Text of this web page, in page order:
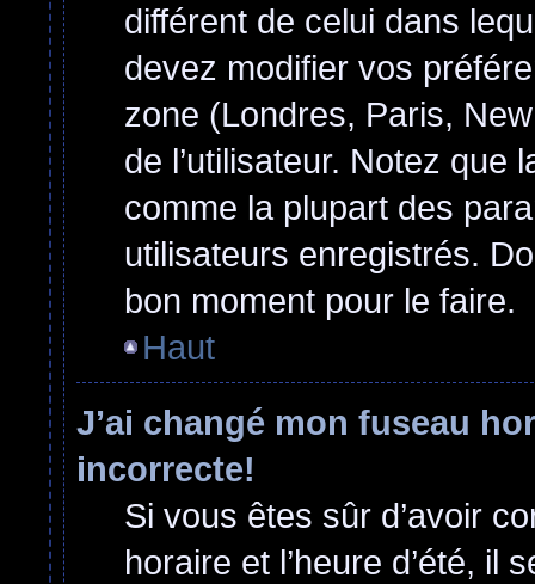
différent de celui dans
devez modifier vos
zone (Londres, Paris,
de l’utilisateur. Notez que
comme la plupart des
utilisateurs enregistrés.
bon moment pour le faire.
Haut
J’ai changé mon fuseau
incorrecte!
Si vous êtes sûr d’avoir
horaire et l’heure d’été, il